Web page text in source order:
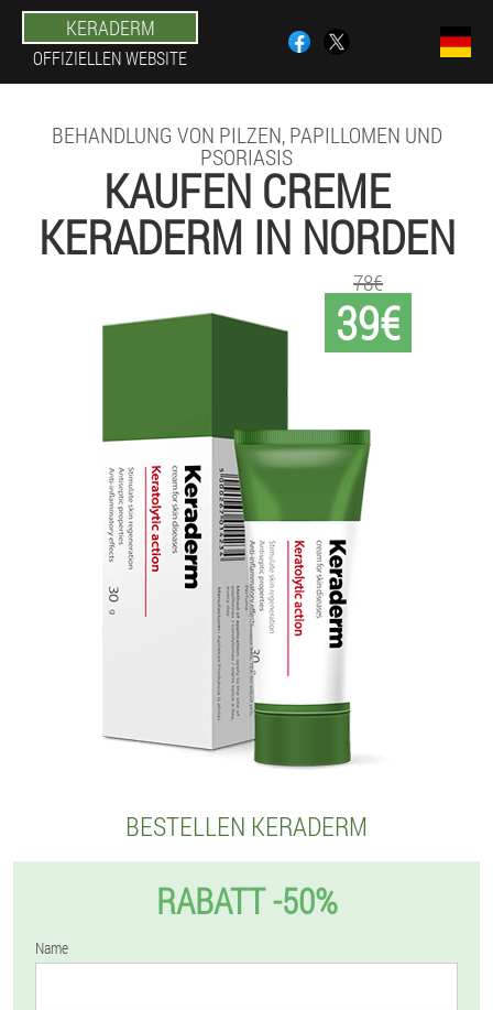
KERADERM
OFFIZIELLEN WEBSITE
BEHANDLUNG VON PILZEN, PAPILLOMEN UND
PSORIASIS
KAUFEN CREME
KERADERM IN NORDEN
39€
78€
BESTELLEN KERADERM
RABATT -50%
Name